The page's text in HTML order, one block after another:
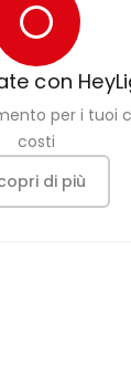
con
per i tuoi
costi
di più